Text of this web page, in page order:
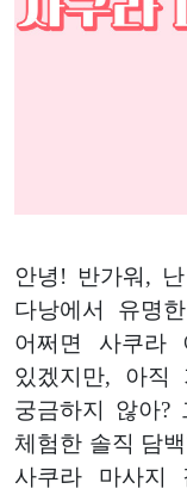
안녕! 반가워,
다낭에서 유명
어쩌면 사쿠라
있겠지만, 아직
궁금하지 않아?
체험한 솔직 담
사쿠라 마사지